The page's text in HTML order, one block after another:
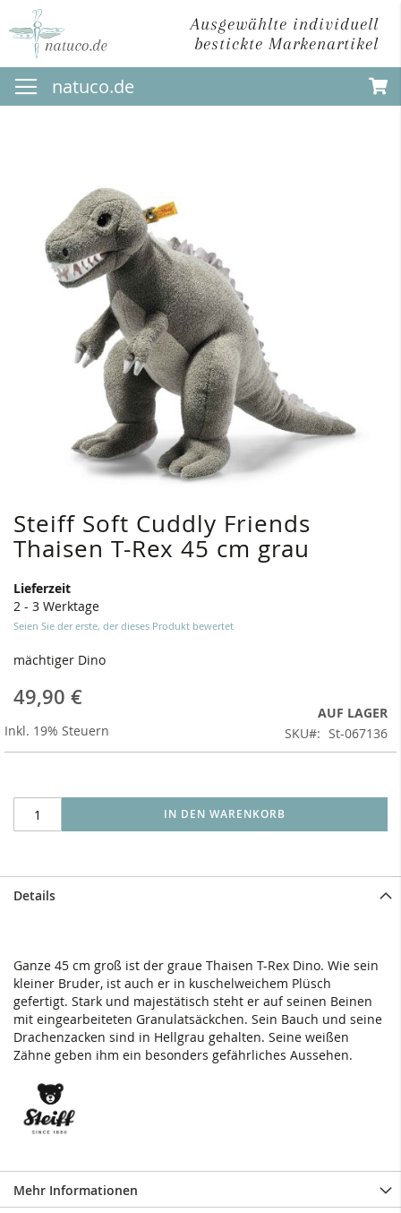
Ausgewählte individuell
bestickte Markenartikel
Direkt
zum
Inhalt
natuco.de
Steiff Soft Cuddly Friends
Thaisen T-Rex 45 cm grau
Lieferzeit
2 - 3 Werktage
Seien Sie der erste, der dieses Produkt bewertet
mächtiger Dino
49,90 €
Inkl. 19% Steuern
AUF LAGER
SKU
St-067136
IN DEN WARENKORB
Bildergalerie
springen
Zum
Anfang
der
springen
Details
Ganze 45 cm groß ist der graue Thaisen T-Rex Dino. Wie sein
kleiner Bruder, ist auch er in kuschelweichem Plüsch
gefertigt. Stark und majestätisch steht er auf seinen Beinen
mit eingearbeiteten Granulatsäckchen. Sein Bauch und seine
Drachenzacken sind in Hellgrau gehalten. Seine weißen
Zähne geben ihm ein besonders gefährliches Aussehen.
Mehr Informationen